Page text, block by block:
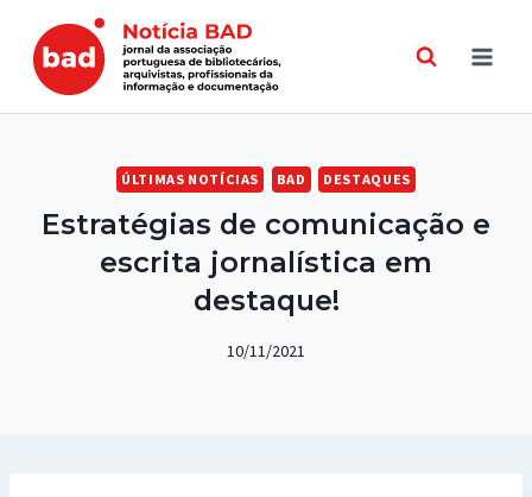
content
ÚLTIMAS NOTÍCIAS BAD DESTAQUES
Estratégias de comunicação e
escrita jornalística em
destaque!
10/11/2021